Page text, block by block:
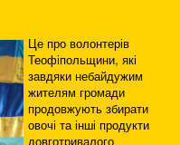
Це про волонтерів
Теофіпольщини, які
завдяки небайдужим
жителям громади
продовжують збирати
овочі та інші продукти
довготривалого